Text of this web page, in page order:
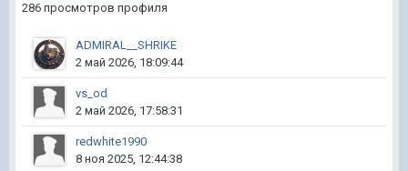
286 просмотров профиля
ADMIRAL__SHRIKE
2 май 2026, 18:09:44
vs_od
2 май 2026, 17:58:31
redwhite1990
8 ноя 2025, 12:44:38